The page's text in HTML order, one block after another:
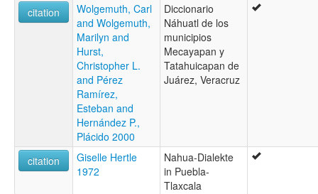
citation
Wolgemuth, Carl
and Wolgemuth,
Marilyn and
Hurst,
Christopher L.
and Pérez
Ramírez,
Esteban and
Hernández P.,
Plácido 2000
Diccionario
Náhuatl de los
municipios
Mecayapan y
Tatahuicapan de
Juárez, Veracruz
citation
Giselle Hertle
1972
Nahua-Dialekte
in Puebla-
Tlaxcala